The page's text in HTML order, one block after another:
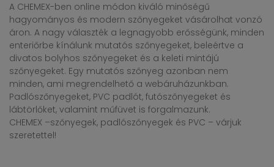
A CHEMEX-ben online módon kiváló minőségű
hagyományos és modern szőnyegeket vásárolhat vonzó
áron. A nagy választék a legnagyobb erősségünk, minden
enteriőrbe kínálunk mutatós szőnyegeket, beleértve a
divatos bolyhos szőnyegeket és a keleti mintájú
szőnyegeket. Egy mutatós szőnyeg azonban nem
minden, ami megrendelhető a webáruházunkban.
Padlószőnyegeket, PVC padlót, futószőnyegeket és
lábtörlőket, valamint műfüvet is forgalmazunk.
CHEMEX –szőnyegek, padlószőnyegek és PVC – várjuk
szeretettel!